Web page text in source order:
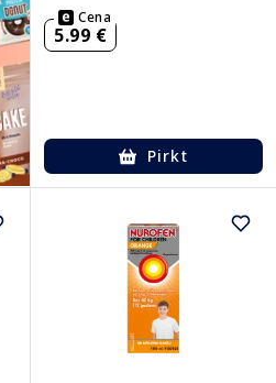
Cena
5.99 €
Pirkt